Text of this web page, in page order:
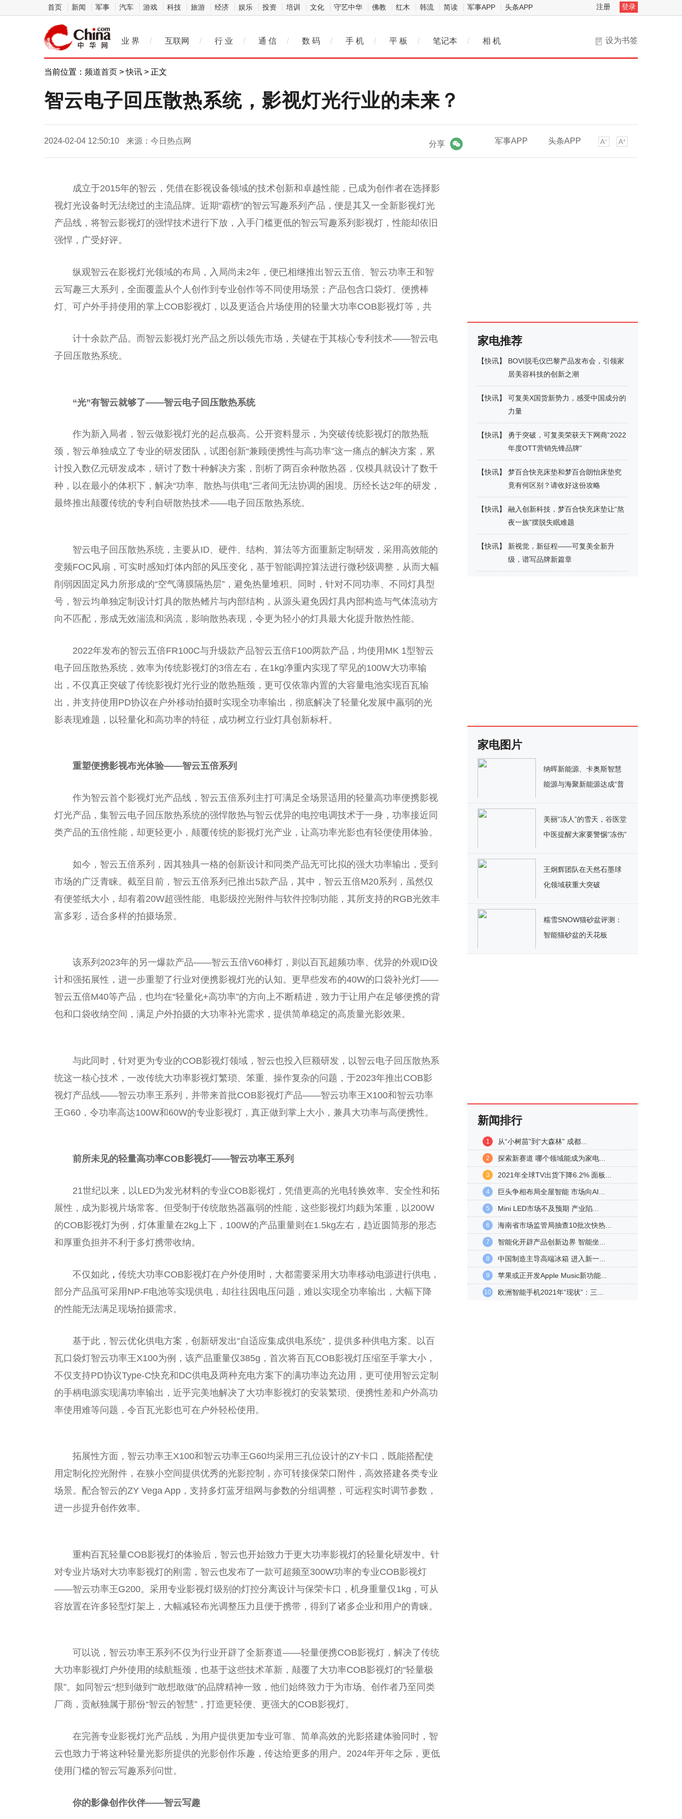
首页 新闻 军事 汽车 游戏 科技 旅游 经济 娱乐 投资 培训 文化 守艺中华 佛教 红木 韩流 简读 军事APP 头条APP 注册 登录
设为书签
业 界 / 互联网 / 行 业 / 通 信 / 数 码 / 手 机 / 平 板 / 笔记本 / 相 机
当前位置： 频道首页 >快讯 > 正文
智云电子回压散热系统，影视灯光行业的未来？
2024-02-04 12:50:10 来源：今日热点网 军事APP 头条APP
分享
成立于2015年的智云，凭借在影视设备领域的技术创新和卓越性能，已成为创作者在选择影
视灯光设备时无法绕过的主流品牌。近期“霸榜”的智云写趣系列产品，便是其又一全新影视灯光
产品线，将智云影视灯的强悍技术进行下放，入手门槛更低的智云写趣系列影视灯，性能却依旧
强悍，广受好评。
纵观智云在影视灯光领域的布局，入局尚未2年，便已相继推出智云五倍、智云功率王和智
云写趣三大系列，全面覆盖从个人创作到专业创作等不同使用场景；产品包含口袋灯、便携棒
灯、可户外手持使用的掌上COB影视灯，以及更适合片场使用的轻量大功率COB影视灯等，共
计十余款产品。而智云影视灯光产品之所以领先市场，关键在于其核心专利技术——智云电
子回压散热系统。
“光”有智云就够了——智云电子回压散热系统
作为新入局者，智云做影视灯光的起点极高。公开资料显示，为突破传统影视灯的散热瓶
颈，智云单独成立了专业的研发团队，试图创新“兼顾便携性与高功率”这一痛点的解决方案，累
计投入数亿元研发成本，研讨了数十种解决方案，剖析了两百余种散热器，仅模具就设计了数千
种，以在最小的体积下，解决“功率、散热与供电”三者间无法协调的困境。历经长达2年的研发，
最终推出颠覆传统的专利自研散热技术——电子回压散热系统。
智云电子回压散热系统，主要从ID、硬件、结构、算法等方面重新定制研发，采用高效能的
变频FOC风扇，可实时感知灯体内部的风压变化，基于智能调控算法进行微秒级调整，从而大幅
削弱因固定风力所形成的“空气薄膜隔热层”，避免热量堆积。同时，针对不同功率、不同灯具型
号，智云均单独定制设计灯具的散热鳍片与内部结构，从源头避免因灯具内部构造与气体流动方
向不匹配，形成无效湍流和涡流，影响散热表现，令更为轻小的灯具最大化提升散热性能。
2022年发布的智云五倍FR100C与升级款产品智云五倍F100两款产品，均使用MK 1型智云
电子回压散热系统，效率为传统影视灯的3倍左右，在1kg净重内实现了罕见的100W大功率输
出，不仅真正突破了传统影视灯光行业的散热瓶颈，更可仅依靠内置的大容量电池实现百瓦输
出，并支持使用PD协议在户外移动拍摄时实现全功率输出，彻底解决了轻量化发展中羸弱的光
影表现难题，以轻量化和高功率的特征，成功树立行业灯具创新标杆。
重塑便携影视布光体验——智云五倍系列
作为智云首个影视灯光产品线，智云五倍系列主打可满足全场景适用的轻量高功率便携影视
灯光产品，集智云电子回压散热系统的强悍散热与智云优异的电控电调技术于一身，功率接近同
类产品的五倍性能，却更轻更小，颠覆传统的影视灯光产业，让高功率光影也有轻便使用体验。
如今，智云五倍系列，因其独具一格的创新设计和同类产品无可比拟的强大功率输出，受到
市场的广泛青睐。截至目前，智云五倍系列已推出5款产品，其中，智云五倍M20系列，虽然仅
有便签纸大小，却有着20W超强性能、电影级控光附件与软件控制功能，其所支持的RGB光效丰
富多彩，适合多样的拍摄场景。
该系列2023年的另一爆款产品——智云五倍V60棒灯，则以百瓦超频功率、优异的外观ID设
计和强拓展性，进一步重塑了行业对便携影视灯光的认知。更早些发布的40W的口袋补光灯——
智云五倍M40等产品，也均在“轻量化+高功率”的方向上不断精进，致力于让用户在足够便携的背
包和口袋收纳空间，满足户外拍摄的大功率补光需求，提供简单稳定的高质量光影效果。
与此同时，针对更为专业的COB影视灯领域，智云也投入巨额研发，以智云电子回压散热系
统这一核心技术，一改传统大功率影视灯繁琐、笨重、操作复杂的问题，于2023年推出COB影
视灯产品线——智云功率王系列，并带来首批COB影视灯产品——智云功率王X100和智云功率
王G60，令功率高达100W和60W的专业影视灯，真正做到掌上大小，兼具大功率与高便携性。
前所未见的轻量高功率COB影视灯——智云功率王系列
21世纪以来，以LED为发光材料的专业COB影视灯，凭借更高的光电转换效率、安全性和拓
展性，成为影视片场常客。但受制于传统散热器羸弱的性能，这些影视灯均颇为笨重，以200W
的COB影视灯为例，灯体重量在2kg上下，100W的产品重量则在1.5kg左右，趋近圆筒形的形态
和厚重负担并不利于多灯携带收纳。
不仅如此 ， 传统大功率COB影视灯在户外使用时，大都需要采用大功率移动电源进行供电，
部分产品虽可采用NP-F电池等实现供电，却往往因电压问题，难以实现全功率输出，大幅下降
的性能无法满足现场拍摄需求。
基于此，智云优化供电方案，创新研发出“自适应集成供电系统”，提供多种供电方案。以百
瓦口袋灯智云功率王X100为例，该产品重量仅385g，首次将百瓦COB影视灯压缩至手掌大小，
不仅支持PD协议Type-C快充和DC供电及两种充电方案下的满功率边充边用，更可使用智云定制
的手柄电源实现满功率输出，近乎完美地解决了大功率影视灯的安装繁琐、便携性差和户外高功
率使用难等问题，令百瓦光影也可在户外轻松使用。
拓展性方面，智云功率王X100和智云功率王G60均采用三孔位设计的ZY卡口，既能搭配使
用定制化控光附件，在狭小空间提供优秀的光影控制，亦可转接保荣口附件，高效搭建各类专业
场景。配合智云的ZY Vega App，支持多灯蓝牙组网与参数的分组调整，可远程实时调节参数，
进一步提升创作效率。
重构百瓦轻量COB影视灯的体验后，智云也开始致力于更大功率影视灯的轻量化研发中。针
对专业片场对大功率影视灯的刚需，智云也发布了一款可超频至300W功率的专业COB影视灯
——智云功率王G200。采用专业影视灯级别的灯控分离设计与保荣卡口，机身重量仅1kg，可从
容放置在许多轻型灯架上，大幅减轻布光调整压力且便于携带，得到了诸多企业和用户的青睐。
可以说，智云功率王系列不仅为行业开辟了全新赛道——轻量便携COB影视灯，解决了传统
大功率影视灯户外使用的续航瓶颈，也基于这些技术革新，颠覆了大功率COB影视灯的“轻量极
限”。如同智云“想到做到”“敢想敢做”的品牌精神一致，他们始终致力于为市场、创作者乃至同类
厂商，贡献独属于那份“智云的智慧”，打造更轻便、更强大的COB影视灯。
在完善专业影视灯光产品线，为用户提供更加专业可靠、简单高效的光影搭建体验同时，智
云也致力于将这种轻量光影所提供的光影创作乐趣，传达给更多的用户。2024年开年之际，更低
使用门槛的智云写趣系列问世。
你的影像创作伙伴——智云写趣
家电推荐
【快讯】
BOVI脱毛仪巴黎产品发布会，引领家
居美容科技的创新之潮
【快讯】
可复美X国货新势力，感受中国成分的
力量
【快讯】
勇于突破，可复美荣获天下网商“2022
年度OTT营销先锋品牌”
【快讯】
梦百合快充床垫和梦百合朗怡床垫究
竟有何区别？请收好这份攻略
【快讯】
融入创新科技，梦百合快充床垫让“熬
夜一族”摆脱失眠难题
【快讯】
新视觉，新征程——可复美全新升
级，谱写品牌新篇章
家电图片
纳晖新能源、卡奥斯智慧
能源与海聚新能源达成“普
合作，共同加速用户侧市
场战略布局！
美丽“冻人”的雪天，谷医堂
中医提醒大家要警惕“冻伤”
王炯辉团队在天然石墨球
化领域获重大突破
糯雪SNOW猫砂盆评测：
智能猫砂盆的天花板
新闻排行
1 从“小树苗”到“大森林” 成都...
2 探索新赛道 哪个领域能成为家电...
3 2021年全球TV出货下降6.2% 面板...
4 巨头争相布局全屋智能 市场向AI...
5 Mini LED市场不及预期 产业陷...
6 海南省市场监管局抽查10批次快热...
7 智能化开辟产品创新边界 智能坐...
8 中国制造主导高端冰箱 进入新一...
9 苹果或正开发Apple Music新功能...
10 欧洲智能手机2021年“现状”：三...